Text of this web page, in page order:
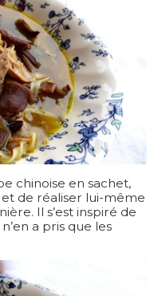
chinoise en sachet,
de réaliser lui-même
Il s’est inspiré de
a pris que les